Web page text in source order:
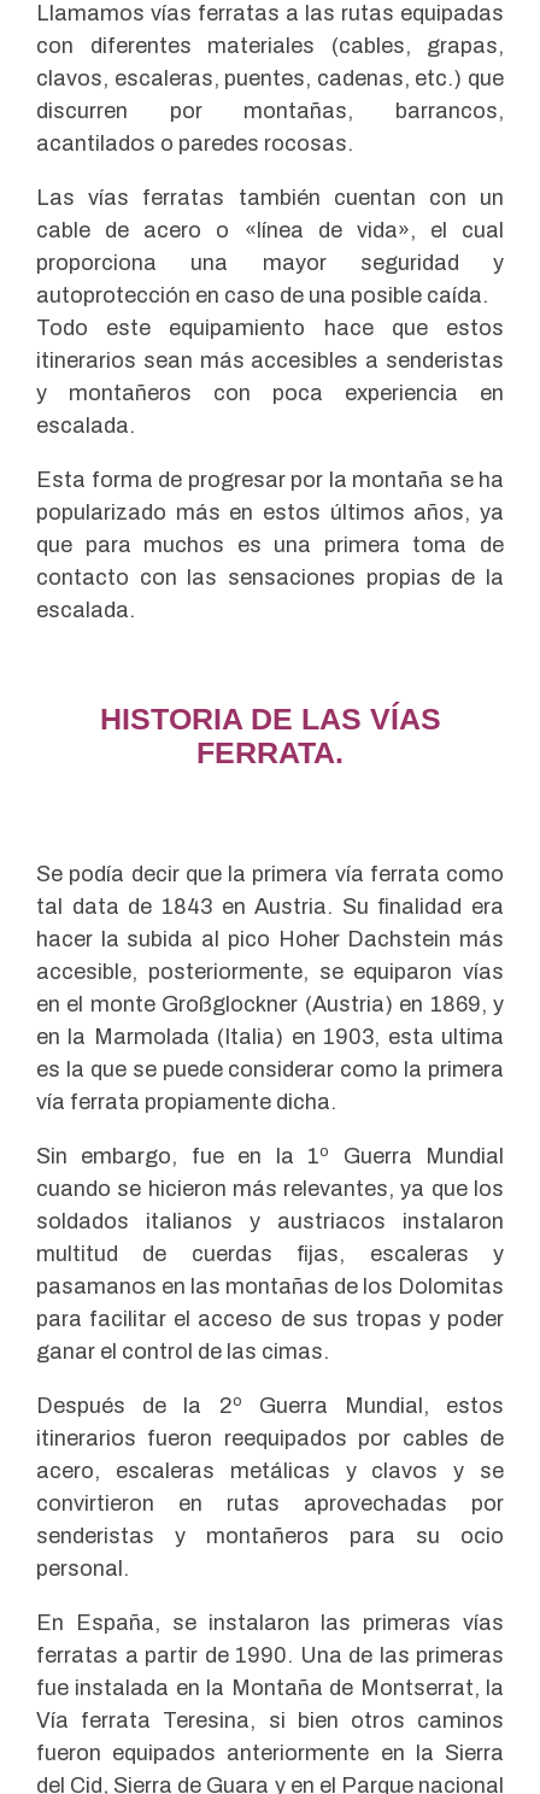
Llamamos vías ferratas a las rutas equipadas
con diferentes materiales (cables, grapas,
clavos, escaleras, puentes, cadenas, etc.) que
discurren por montañas, barrancos,
acantilados o paredes rocosas.
Las vías ferratas también cuentan con un
cable de acero o «línea de vida», el cual
proporciona una mayor seguridad y
autoprotección en caso de una posible caída.
Todo este equipamiento hace que estos
itinerarios sean más accesibles a senderistas
y montañeros con poca experiencia en
escalada.
Esta forma de progresar por la montaña se ha
popularizado más en estos últimos años, ya
que para muchos es una primera toma de
contacto con las sensaciones propias de la
escalada.
HISTORIA DE LAS VÍAS
FERRATA.
Se podía decir que la primera vía ferrata como
tal data de 1843 en Austria. Su finalidad era
hacer la subida al pico Hoher Dachstein más
accesible, posteriormente, se equiparon vías
en el monte Großglockner (Austria) en 1869, y
en la Marmolada (Italia) en 1903, esta ultima
es la que se puede considerar como la primera
vía ferrata propiamente dicha.
Sin embargo, fue en la 1º Guerra Mundial
cuando se hicieron más relevantes, ya que los
soldados italianos y austriacos instalaron
multitud de cuerdas fijas, escaleras y
pasamanos en las montañas de los Dolomitas
para facilitar el acceso de sus tropas y poder
ganar el control de las cimas.
Después de la 2º Guerra Mundial, estos
itinerarios fueron reequipados por cables de
acero, escaleras metálicas y clavos y se
convirtieron en rutas aprovechadas por
senderistas y montañeros para su ocio
personal.
En España, se instalaron las primeras vías
ferratas a partir de 1990. Una de las primeras
fue instalada en la Montaña de Montserrat, la
Vía ferrata Teresina, si bien otros caminos
fueron equipados anteriormente en la Sierra
del Cid, Sierra de Guara y en el Parque nacional